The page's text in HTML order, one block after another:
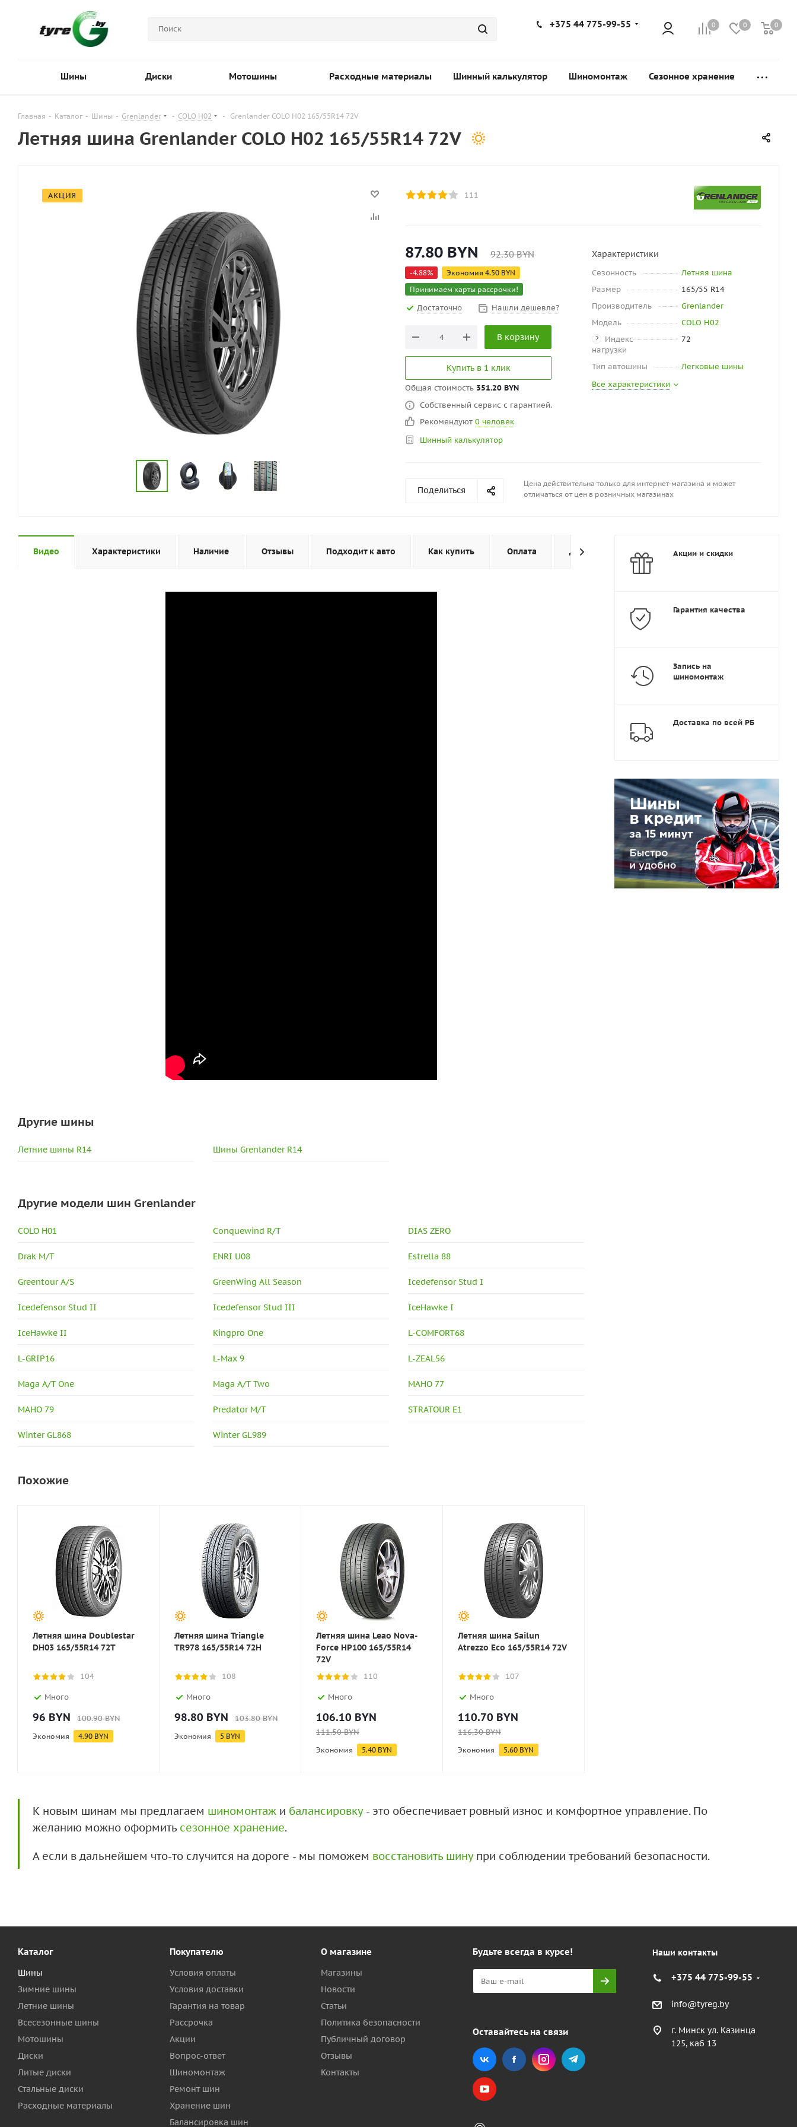
0 0 0
+375 44 775-99-55
Шины Диски Мотошины Расходные материалы Шинный калькулятор Шиномонтаж Сезонное хранение
Главная - Каталог - Шины - Grenlander - COLO H02 - Grenlander COLO H02 165/55R14 72V
Летняя шина Grenlander COLO H02 165/55R14 72V
АКЦИЯ 111
87.80 BYN 92.30BYN
-4.88% Экономия 4.50 BYN
Принимаем карты рассрочки!
Достаточно Нашли дешевле?
В корзину
Купить в 1 клик
Общая стоимость 351.20 BYN
Собственный сервис с гарантией.
Рекомендуют 0 человек
Шинный калькулятор
Характеристики
Сезонность
Летняя шина
Размер
165/55 R14
Производитель
Grenlander
Модель
COLO H02
?
Индекс
нагрузки
72
Тип автошины
Легковые шины
Все характеристики
Поделиться
Цена действительна только для интернет-магазина и может
отличаться от цен в розничных магазинах
Видео Характеристики Наличие Отзывы Подходит к авто Как купить Оплата Доставка Дополнительно
Другие шины
Летние шины R14 Шины Grenlander R14
Другие модели шин Grenlander
COLO H01 Conquewind R/T DIAS ZERO
Drak M/T ENRI U08 Estrella 88
Greentour A/S GreenWing All Season Icedefensor Stud I
Icedefensor Stud II Icedefensor Stud III IceHawke I
IceHawke II Kingpro One L-COMFORT68
L-GRIP16 L-Max 9 L-ZEAL56
Maga A/T One Maga A/T Two MAHO 77
MAHO 79 Predator M/T STRATOUR E1
Winter GL868 Winter GL989
Похожие
Летняя шина Doublestar
DH03 165/55R14 72T
104
Много
96 BYN 100.90BYN
Экономия 4.90 BYN
Летняя шина Triangle
TR978 165/55R14 72H
108
Много
98.80 BYN 103.80BYN
Экономия 5 BYN
Летняя шина Leao Nova-
Force HP100 165/55R14
72V
110
Много
106.10 BYN
111.50BYN
Экономия 5.40 BYN
Летняя шина Sailun
Atrezzo Eco 165/55R14 72V
107
Много
110.70 BYN
116.30BYN
Экономия 5.60 BYN
Акции и скидки
Гарантия качества
Запись на
шиномонтаж
Доставка по всей РБ
К новым шинам мы предлагаем шиномонтаж и балансировку- это обеспечивает ровный износ и комфортное управление. По
желанию можно оформить сезонное хранение.
А если в дальнейшем что-то случится на дороге - мы поможем восстановить шинупри соблюдении требований безопасности.
Каталог
Шины
Зимние шины
Летние шины
Всесезонные шины
Мотошины
Диски
Литые диски
Стальные диски
Расходные материалы
Покупателю
Условия оплаты
Условия доставки
Гарантия на товар
Рассрочка
Акции
Вопрос-ответ
Шиномонтаж
Ремонт шин
Хранение шин
Балансировка шин
О магазине
Магазины
Новости
Статьи
Политика безопасности
Публичный договор
Отзывы
Контакты
Будьте всегда в курсе!
Оставайтесь на связи
Наши контакты
+375 44 775-99-55
info@tyreg.by
г. Минск ул. Казинца
125, каб 13